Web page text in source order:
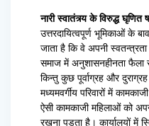
नारी स्वातंत्र्य के विरुद्ध
उत्तरदायित्वपूर्ण भूमिकाओं के
जाता है कि वे अपनी
समाज में अनुशासनहीनता फैला
किन्तु कुछ पूर्वाग्रह और
मध्यमवर्गीय परिवारों में
ऐसी कामकाजी महिलाओं को
रखना पड़ता है। कार्यालयों में